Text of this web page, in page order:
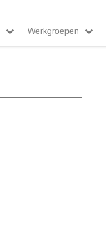
Werkgroepen